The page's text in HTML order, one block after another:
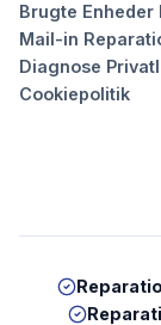
Brugte Enheder
Mail-in
Diagnose
Cookiepolitik